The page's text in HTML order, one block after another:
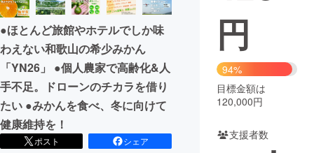
●ほとんど旅館やホテルでしか味
わえない和歌山の希少みかん
「YN26」 ●個人農家で高齢化&人
手不足。ドローンのチカラを借り
たい ●みかんを食べ、冬に向けて
健康維持を！
ポスト
シェア
円
94%
目標金額は
120,000円
支援者数